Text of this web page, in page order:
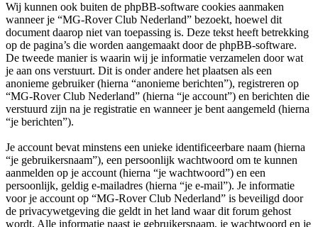
Wij kunnen ook buiten de phpBB-software cookies aanmaken
wanneer je “MG-Rover Club Nederland” bezoekt, hoewel dit
document daarop niet van toepassing is. Deze tekst heeft betrekking
op de pagina’s die worden aangemaakt door de phpBB-software.
De tweede manier is waarin wij je informatie verzamelen door wat
je aan ons verstuurt. Dit is onder andere het plaatsen als een
anonieme gebruiker (hierna “anonieme berichten”), registreren op
“MG-Rover Club Nederland” (hierna “je account”) en berichten die
verstuurd zijn na je registratie en wanneer je bent aangemeld (hierna
“je berichten”).
Je account bevat minstens een unieke identificeerbare naam (hierna
“je gebruikersnaam”), een persoonlijk wachtwoord om te kunnen
aanmelden op je account (hierna “je wachtwoord”) en een
persoonlijk, geldig e-mailadres (hierna “je e-mail”). Je informatie
voor je account op “MG-Rover Club Nederland” is beveiligd door
de privacywetgeving die geldt in het land waar dit forum gehost
wordt. Alle informatie naast je gebruikersnaam, je wachtwoord en je